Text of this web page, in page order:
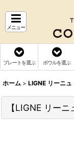
メニュー
プレートを選ぶ ボウルを選ぶ
ホーム > LIGNE リーニュ
【LIGNE リー